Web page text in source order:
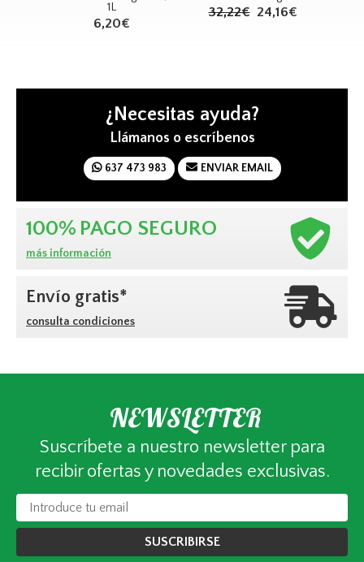
24,16€
¿Necesitas ayuda?
Llámanos o escríbenos
637 473 983 ENVIAR EMAIL
100% PAGO SEGURO
más información
Envío gratis*
consulta condiciones
NEWSLETTER
Suscríbete a nuestro newsletter para
recibir ofertas y novedades exclusivas.
SUSCRIBIRSE